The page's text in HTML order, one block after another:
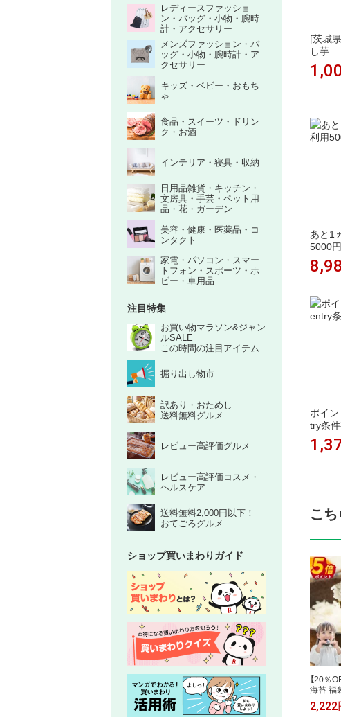
レディースファッショ
ン・バッグ・小物・腕時
計・アクセサリー
メンズファッション・バ
ッグ・小物・腕時計・ア
クセサリー
キッズ・ベビー・おもち
ゃ
食品・スイーツ・ドリン
ク・お酒
インテリア・寝具・収納
日用品雑貨・キッチン・
文房具・手芸・ペット用
品・花・ガーデン
美容・健康・医薬品・コ
ンタクト
家電・パソコン・スマー
トフォン・スポーツ・ホ
ビー・車用品
注目特集
お買い物マラソン&ジャン
ルSALE
この時間の注目アイテム
掘り出し物市
訳あり・おためし
送料無料グルメ
レビュー高評価グルメ
レビュー高評価コスメ・
ヘルスケア
送料無料2,000円以下！
おてごろグルメ
ショップ買いまわりガイド
[茨城
し芋
あと1
5000
ポイ
try条
こ
【20％
海苔 福
222円!
塩のり
2,222